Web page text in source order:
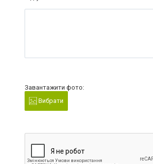
Завантажити фото:
Вибрати